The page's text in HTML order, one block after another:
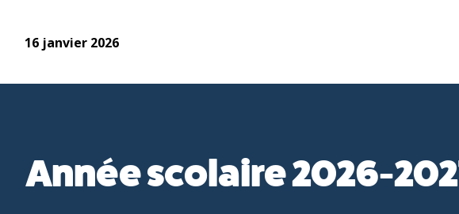
16 janvier 2026
Année scolaire 2026-